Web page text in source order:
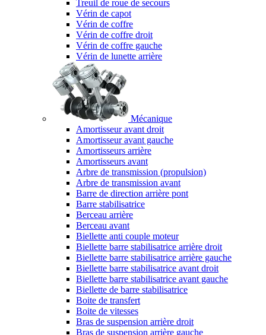
Treuil de roue de secours
Vérin de capot
Vérin de coffre
Vérin de coffre droit
Vérin de coffre gauche
Vérin de lunette arrière
Mécanique
Amortisseur avant droit
Amortisseur avant gauche
Amortisseurs arrière
Amortisseurs avant
Arbre de transmission (propulsion)
Arbre de transmission avant
Barre de direction arrière pont
Barre stabilisatrice
Berceau arrière
Berceau avant
Biellette anti couple moteur
Biellette barre stabilisatrice arrière droit
Biellette barre stabilisatrice arrière gauche
Biellette barre stabilisatrice avant droit
Biellette barre stabilisatrice avant gauche
Biellette de barre stabilisatrice
Boite de transfert
Boite de vitesses
Bras de suspension arrière droit
Bras de suspension arrière gauche